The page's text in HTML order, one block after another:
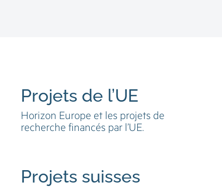
Projets de l’UE
Horizon Europe et les projets de
recherche financés par l’UE.
Projets suisses